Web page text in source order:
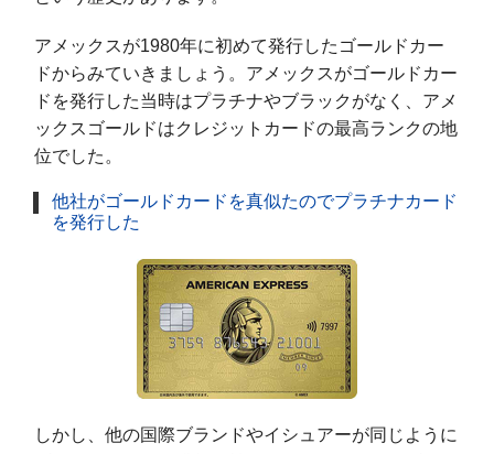
アメックスが1980年に初めて発行したゴールドカー
ドからみていきましょう。アメックスがゴールドカー
ドを発行した当時はプラチナやブラックがなく、アメ
ックスゴールドはクレジットカードの最高ランクの地
位でした。
他社がゴールドカードを真似たのでプラチナカード
を発行した
しかし、他の国際ブランドやイシュアーが同じように